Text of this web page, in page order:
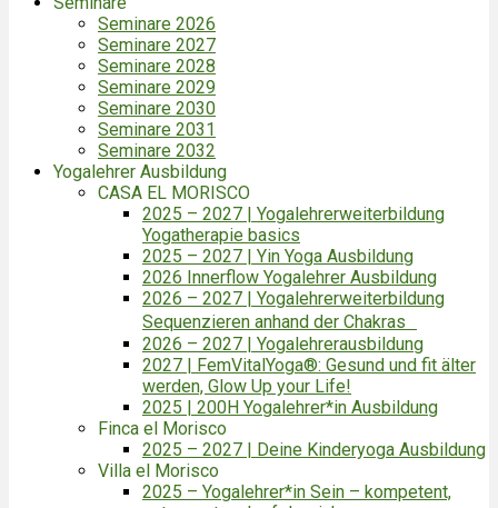
Seminare 2026
Seminare 2027
Seminare 2028
Seminare 2029
Seminare 2030
Seminare 2031
Seminare 2032
Yogalehrer Ausbildung
CASA EL MORISCO
2025 – 2027 | Yogalehrerweiterbildung
Yogatherapie basics
2025 – 2027 | Yin Yoga Ausbildung
2026 Innerflow Yogalehrer Ausbildung
2026 – 2027 | Yogalehrerweiterbildung
Sequenzieren anhand der Chakras
2026 – 2027 | Yogalehrerausbildung
2027 | FemVitalYoga®: Gesund und fit älter
werden, Glow Up your Life!
2025 | 200H Yogalehrer*in Ausbildung
Finca el Morisco
2025 – 2027 | Deine Kinderyoga Ausbildung
Villa el Morisco
2025 – Yogalehrer*in Sein – kompetent,